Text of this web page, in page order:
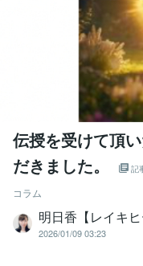
伝授を受けて頂
だきました。
記
コラム
明日香【レイキ
2026/01/09 03:23